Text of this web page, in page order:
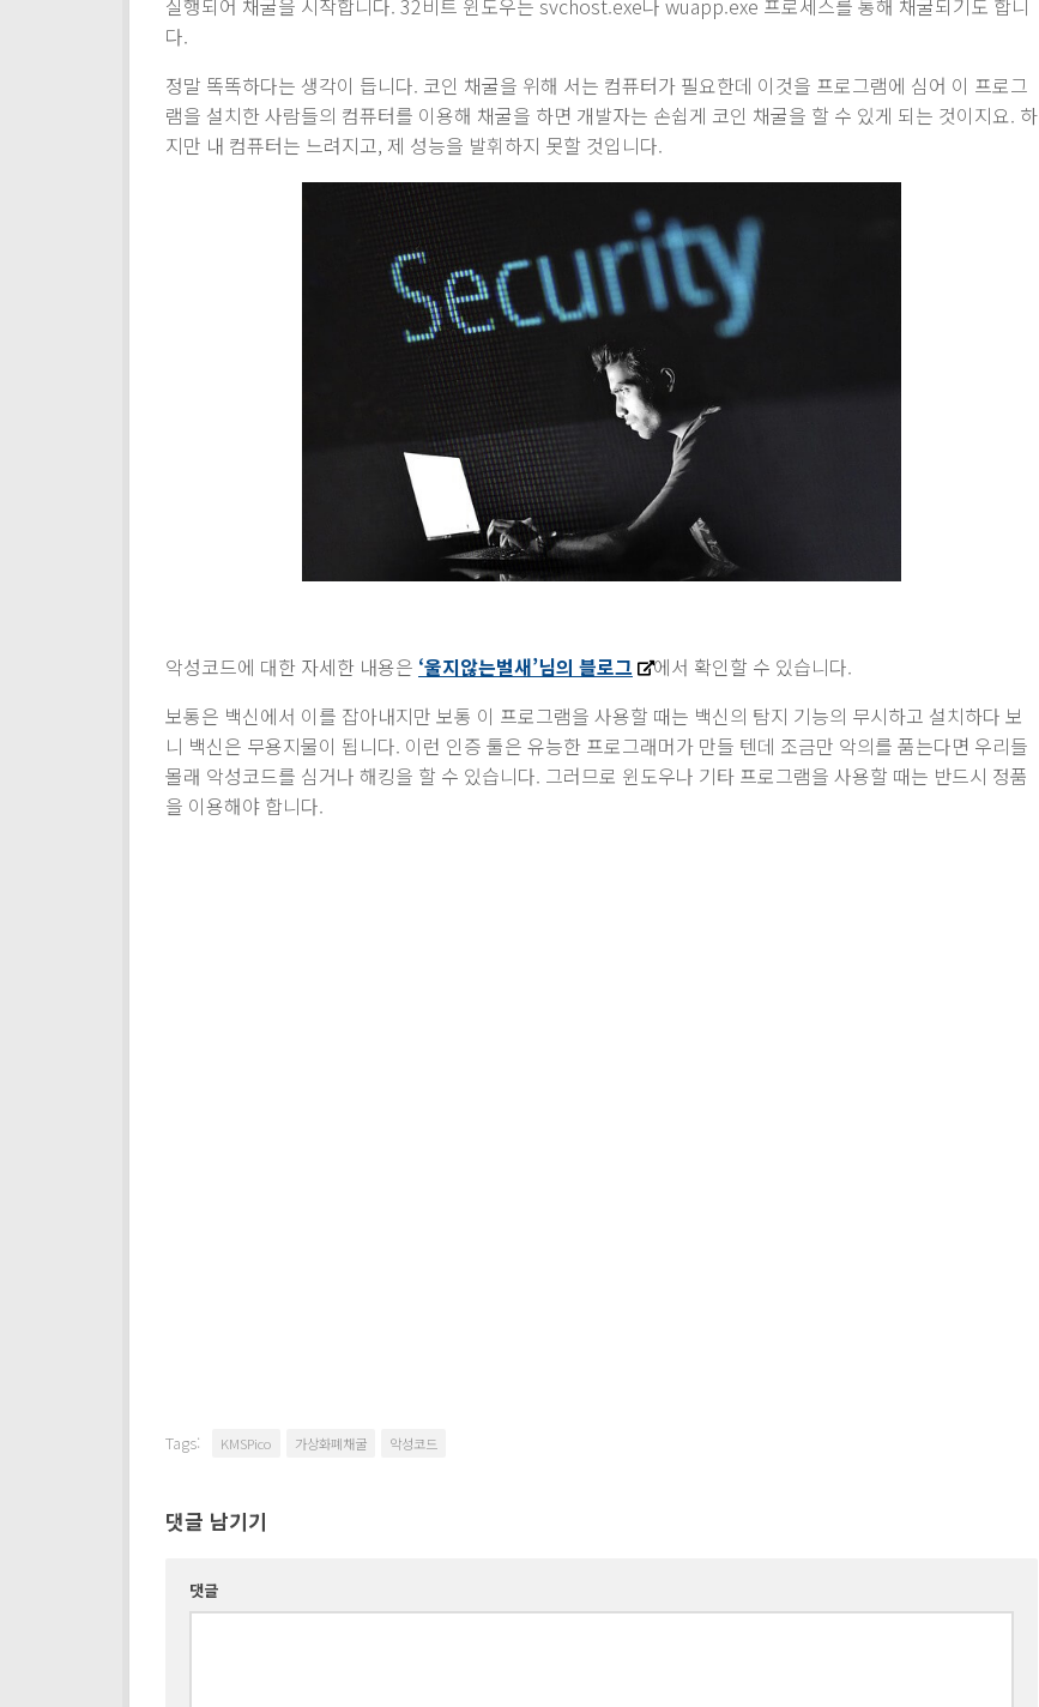
실행되어 채굴을 시작합니다. 32비트 윈도우는 svchost.exe나 wuapp.exe 프로세스를 통해 채굴되기도 합니
다.
정말 똑똑하다는 생각이 듭니다. 코인 채굴을 위해 서는 컴퓨터가 필요한데 이것을 프로그램에 심어 이 프로그
램을 설치한 사람들의 컴퓨터를 이용해 채굴을 하면 개발자는 손쉽게 코인 채굴을 할 수 있게 되는 것이지요. 하
지만 내 컴퓨터는 느려지고, 제 성능을 발휘하지 못할 것입니다.
악성코드에 대한 자세한 내용은 ‘울지않는벌새’님의 블로그
에서 확인할 수 있습니다.
보통은 백신에서 이를 잡아내지만 보통 이 프로그램을 사용할 때는 백신의 탐지 기능의 무시하고 설치하다 보
니 백신은 무용지물이 됩니다. 이런 인증 툴은 유능한 프로그래머가 만들 텐데 조금만 악의를 품는다면 우리들
몰래 악성코드를 심거나 해킹을 할 수 있습니다. 그러므로 윈도우나 기타 프로그램을 사용할 때는 반드시 정품
을 이용해야 합니다.
Tags: KMSPico 가상화폐채굴 악성코드
댓글 남기기
댓글